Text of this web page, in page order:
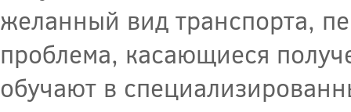
желанный вид транспорта,
проблема, касающиеся
обучают в